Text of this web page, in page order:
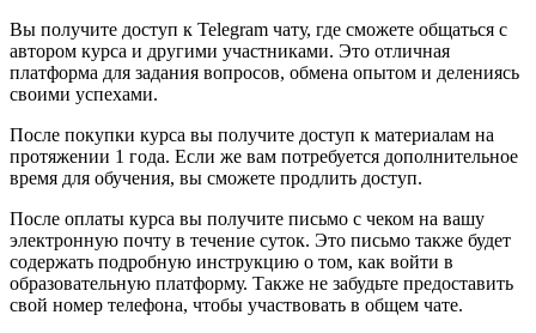
Вы получите доступ к Telegram чату, где сможете общаться с
автором курса и другими участниками. Это отличная
платформа для задания вопросов, обмена опытом и делениясь
своими успехами.
После покупки курса вы получите доступ к материалам на
протяжении 1 года. Если же вам потребуется дополнительное
время для обучения, вы сможете продлить доступ.
После оплаты курса вы получите письмо с чеком на вашу
электронную почту в течение суток. Это письмо также будет
содержать подробную инструкцию о том, как войти в
образовательную платформу. Также не забудьте предоставить
свой номер телефона, чтобы участвовать в общем чате.